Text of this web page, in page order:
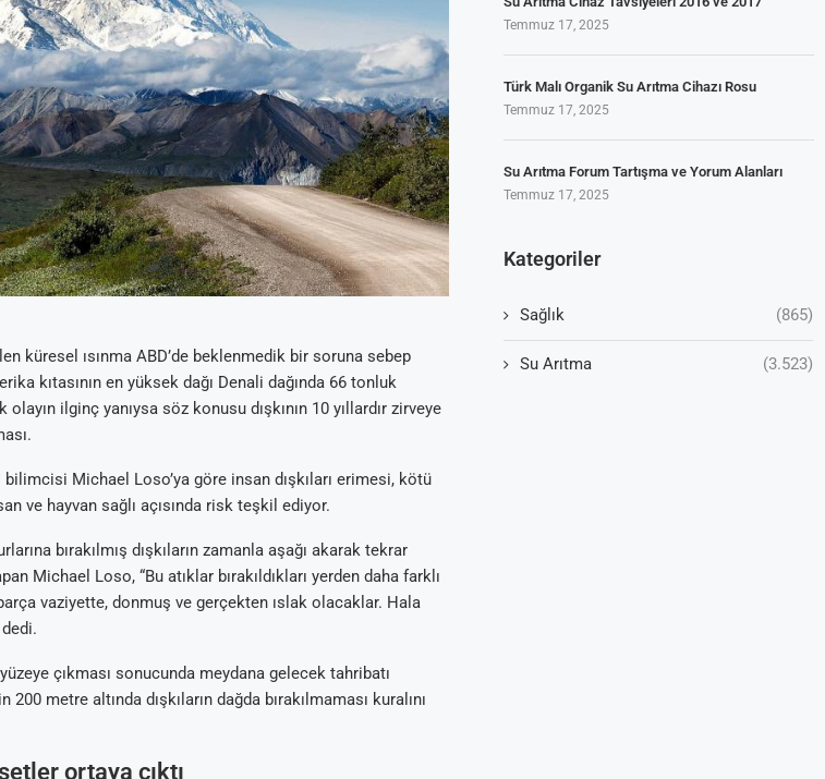
küresel ısınma ABD’de beklenmedik bir soruna sebep
kıtasının en yüksek dağı Denali dağında 66 tonluk
ilginç yanıysa söz konusu dışkının 10 yıllardır zirveye
Michael Loso’ya göre insan dışkıları erimesi, kötü
ve hayvan sağlı açısında risk teşkil ediyor.
bırakılmış dışkıların zamanla aşağı akarak tekrar
Michael Loso, “Bu atıklar bırakıldıkları yerden daha farklı
vaziyette, donmuş ve gerçekten ıslak olacaklar. Hala
yüzeye çıkması sonucunda meydana gelecek tahribatı
metre altında dışkıların dağda bırakılmaması kuralını
ortaya çıktı
Temmuz 17, 2025
Türk Malı Organik Su Arıtma Cihazı Rosu
Temmuz 17, 2025
Su Arıtma Forum Tartışma ve Yorum Alanları
Temmuz 17, 2025
Kategoriler
Sağlık (865)
Su Arıtma (3.523)